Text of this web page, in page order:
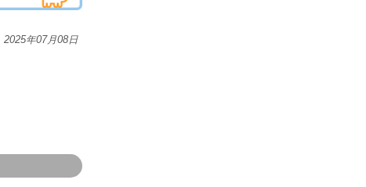
2025年07月08日